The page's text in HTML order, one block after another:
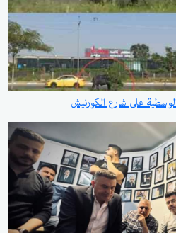
على شارع الكورنيش